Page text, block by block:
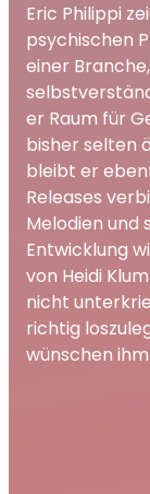
Eric Philippi
psychischen
einer
er Raum für
bisher selten
bleibt er
Releases
Melodien und
Entwicklung
von Heidi
nicht
richtig
wünschen